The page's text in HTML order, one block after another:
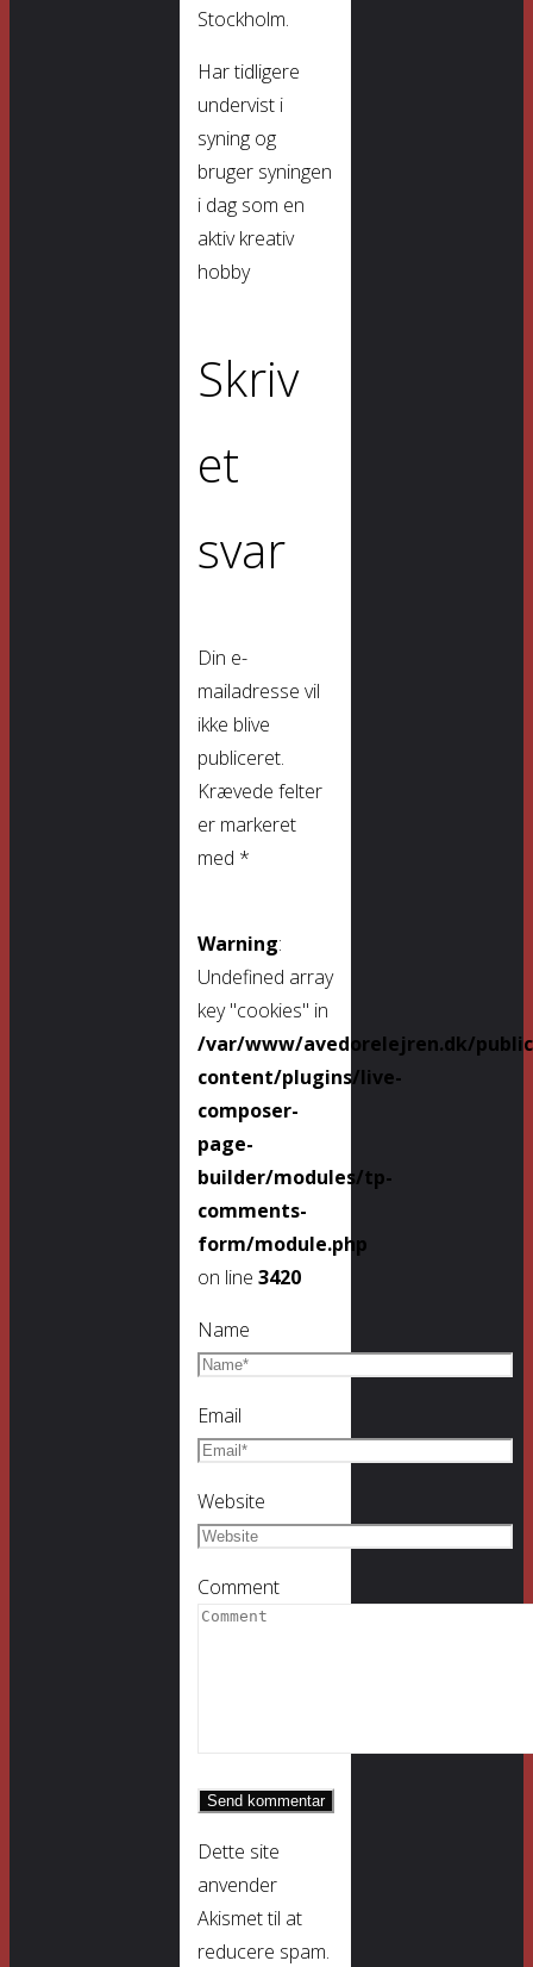
Stockholm.
Har tidligere
undervist i
syning og
bruger syningen
i dag som en
aktiv kreativ
hobby
Skriv
et
svar
Din e-
mailadresse vil
ikke blive
publiceret.
Krævede felter
er markeret
med *
Warning:
Undefined array
key "cookies" in
/var/www/avedorelejren.dk/
content/plugins/live-
composer-
page-
builder/modules/tp-
comments-
form/module.php
on line 3420
Name
Email
Website
Comment
Dette site
anvender
Akismet til at
reducere spam.